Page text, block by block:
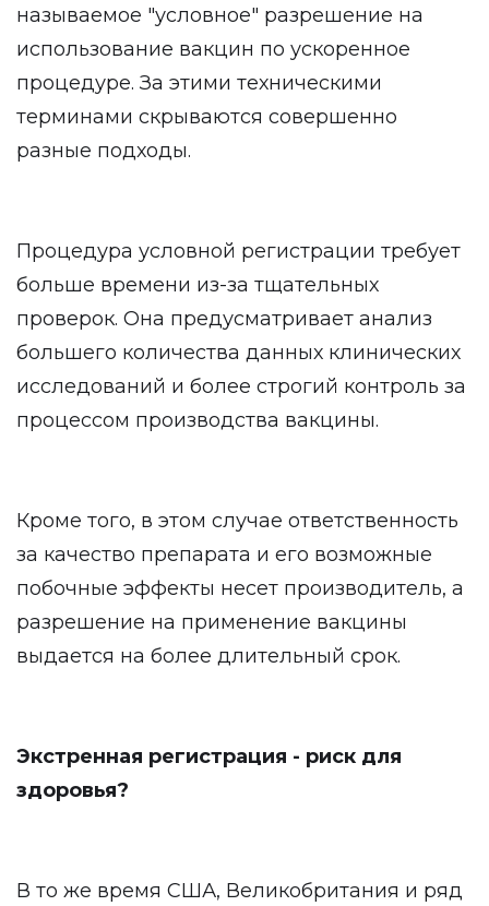
называемое "условное" разрешение на
использование вакцин по ускоренное
процедуре. За этими техническими
терминами скрываются совершенно
разные подходы.
Процедура условной регистрации требует
больше времени из-за тщательных
проверок. Она предусматривает анализ
большего количества данных клинических
исследований и более строгий контроль за
процессом производства вакцины.
Кроме того, в этом случае ответственность
за качество препарата и его возможные
побочные эффекты несет производитель, а
разрешение на применение вакцины
выдается на более длительный срок.
Экстренная регистрация - риск для
здоровья?
В то же время США, Великобритания и ряд